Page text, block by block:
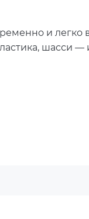
и легко
шасси —
ПК с
на задней
помогает